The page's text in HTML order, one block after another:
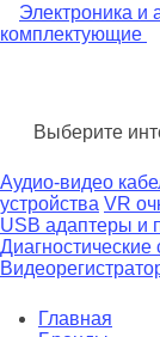
Электроника и
комплектующие
Выберите
Аудио-видео
устройства VR
USB адаптеры и
Диагностические
Главная